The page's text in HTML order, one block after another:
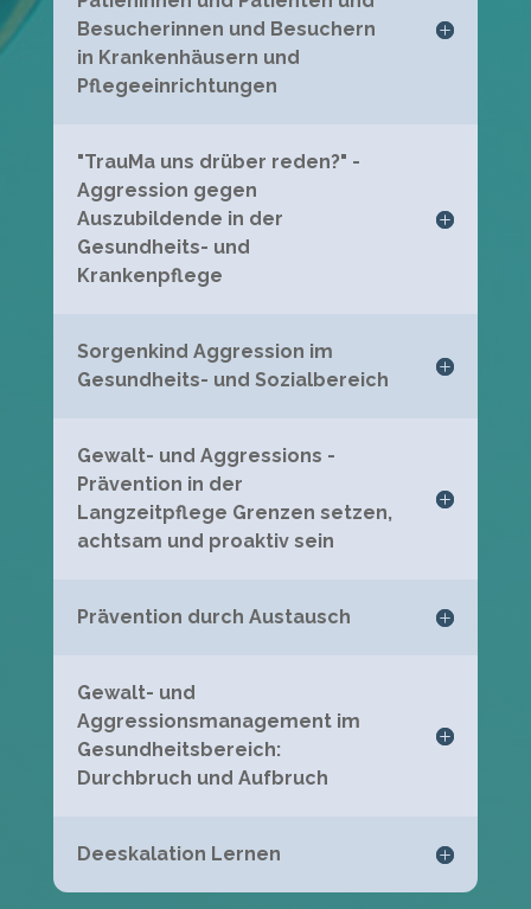
Besucherinnen und Besuchern
in Krankenhäusern und
Pflegeeinrichtungen
"TrauMa uns drüber reden?" -
Aggression gegen
Auszubildende in der
Gesundheits- und
Krankenpflege
Sorgenkind Aggression im
Gesundheits- und Sozialbereich
Gewalt- und Aggressions -
Prävention in der
Langzeitpflege Grenzen setzen,
achtsam und proaktiv sein
Prävention durch Austausch
Gewalt- und
Aggressionsmanagement im
Gesundheitsbereich:
Durchbruch und Aufbruch
Deeskalation Lernen